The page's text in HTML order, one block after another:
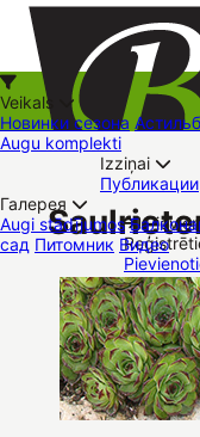
+37126545879
Veikals
Новинки сезона
Augu komplekti
Izziņai
Публикации
Галерея
Augi stādījumos
сад Питомник Видео
Торговые места